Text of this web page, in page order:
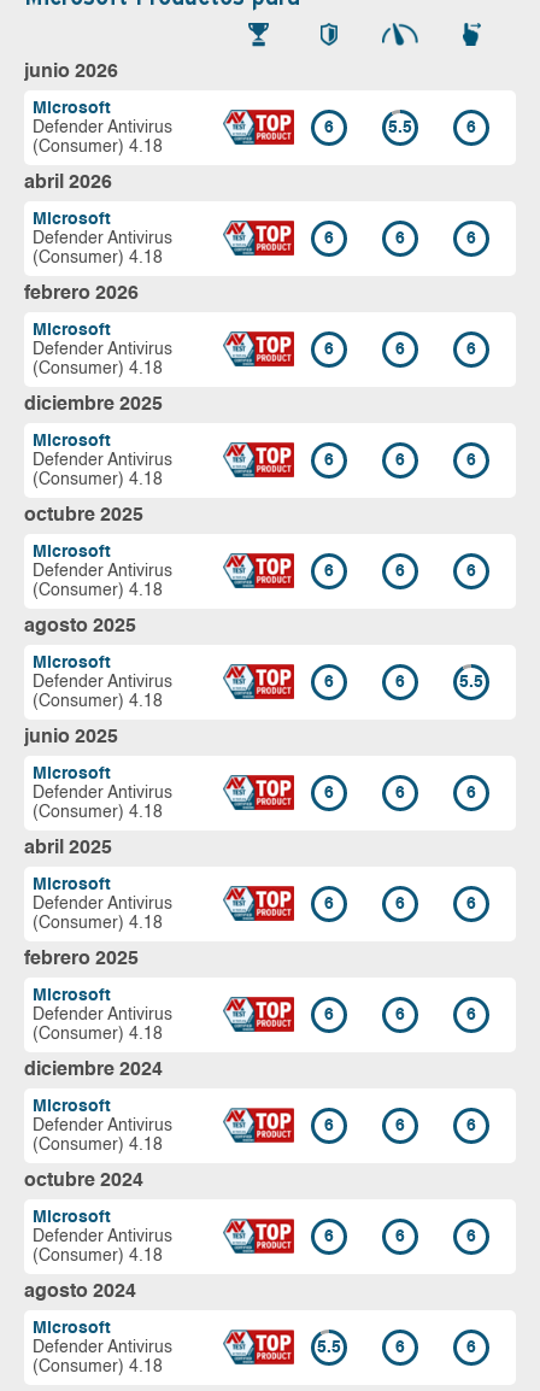
junio 2026
Microsoft
Defender Antivirus
(Consumer) 4.18
6 5.5 6
abril 2026
Microsoft
Defender Antivirus
(Consumer) 4.18
6 6 6
febrero 2026
Microsoft
Defender Antivirus
(Consumer) 4.18
6 6 6
diciembre 2025
Microsoft
Defender Antivirus
(Consumer) 4.18
6 6 6
octubre 2025
Microsoft
Defender Antivirus
(Consumer) 4.18
6 6 6
agosto 2025
Microsoft
Defender Antivirus
(Consumer) 4.18
6 6 5.5
junio 2025
Microsoft
Defender Antivirus
(Consumer) 4.18
6 6 6
abril 2025
Microsoft
Defender Antivirus
(Consumer) 4.18
6 6 6
febrero 2025
Microsoft
Defender Antivirus
(Consumer) 4.18
6 6 6
diciembre 2024
Microsoft
Defender Antivirus
(Consumer) 4.18
6 6 6
octubre 2024
Microsoft
Defender Antivirus
(Consumer) 4.18
6 6 6
agosto 2024
Microsoft
Defender Antivirus
(Consumer) 4.18
5.5 6 6